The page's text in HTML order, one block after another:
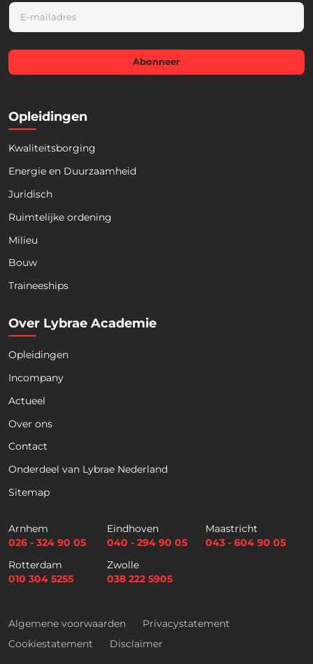
E
a
i
*
Abonneer
Opleidingen
Kwaliteitsborging
Energie en Duurzaamheid
Juridisch
Ruimtelijke ordening
Milieu
Bouw
Traineeships
Over Lybrae Academie
Opleidingen
Incompany
Actueel
Over ons
Contact
Onderdeel van Lybrae Nederland
Sitemap
Arnhem
026 - 324 90 05
Eindhoven
040 - 294 90 05
Maastricht
043 - 604 90 05
Rotterdam
010 304 5255
Zwolle
038 222 5905
Algemene voorwaarden
Privacystatement
Cookiestatement
Disclaimer
Naam
Telefoon
m
a
l
*
Selectievakjes *
Hierbij accepteer ik dat ik via dit e-